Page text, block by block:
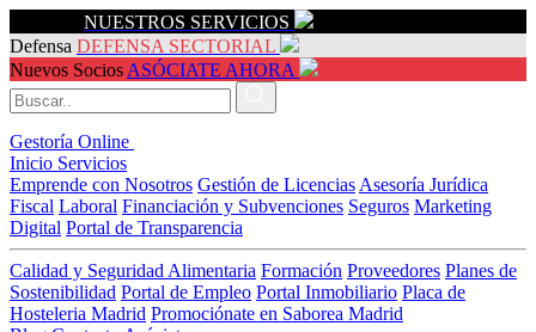
NUESTROS SERVICIOS
Defensa DEFENSA SECTORIAL
Nuevos Socios ASÓCIATE AHORA
Gestoría Online
Inicio Servicios
Emprende con Nosotros Gestión de Licencias Asesoría Jurídica
Fiscal Laboral Financiación y Subvenciones Seguros Marketing
Digital Portal de Transparencia
Calidad y Seguridad Alimentaria Formación Proveedores Planes de
Sostenibilidad Portal de Empleo Portal Inmobiliario Placa de
Hosteleria Madrid Promociónate en Saborea Madrid